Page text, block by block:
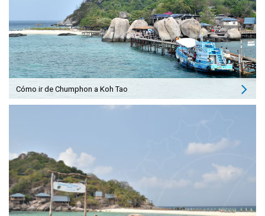
Cómo ir de Chumphon a Koh Tao